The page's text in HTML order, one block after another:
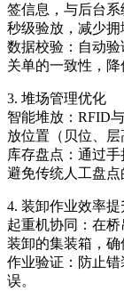
签信息，与后台
秒级验放，减少拥堵
数据校验：自
关单的一致性，降
3. 堆场管理优化
智能堆放：
放位置（贝位、层
库存盘点：通过
避免传统人工盘点的
4. 装卸作业效率提
起重机协同：在桥
装卸的集装箱，
作业验证：防止
误。